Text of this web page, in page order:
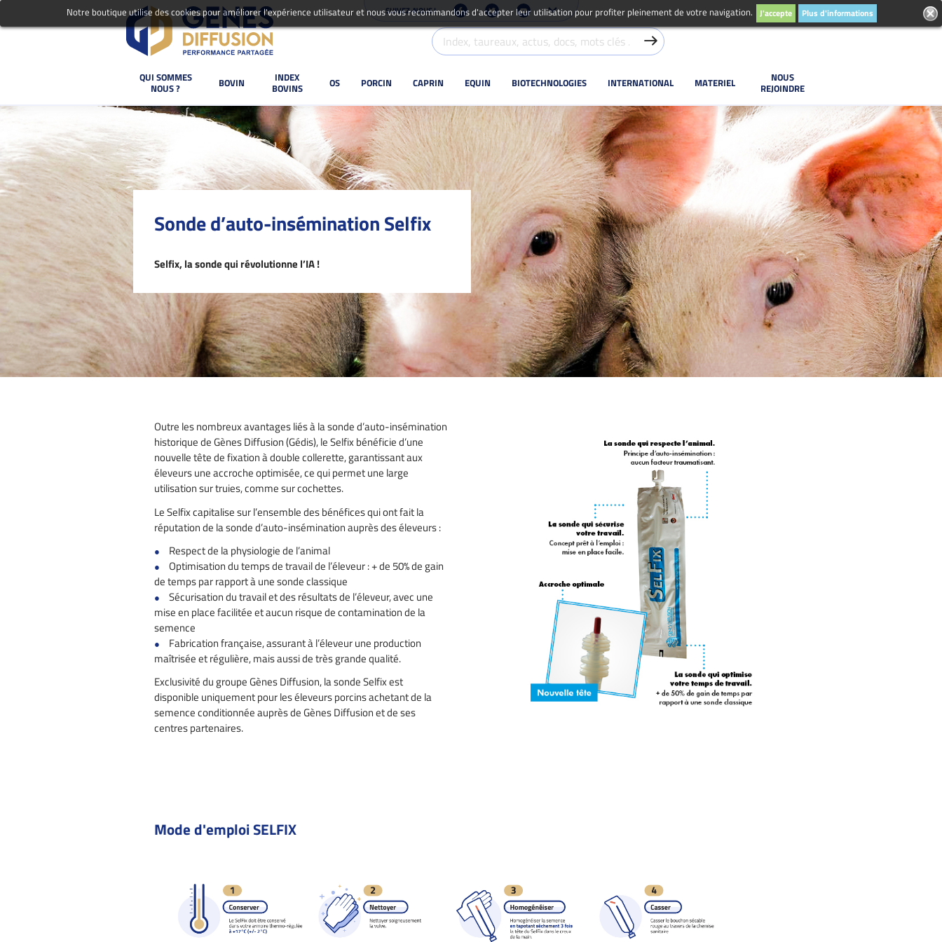
SUIVEZ-NOUS !
QUI SOMMES
NOUS ?
BOVIN
INDEX
BOVINS
OS PORCIN CAPRIN EQUIN BIOTECHNOLOGIES INTERNATIONAL MATERIEL
NOUS
REJOINDRE
Sonde d’auto-insémination Selfix
Selfix, la sonde qui révolutionne l’IA !
Outre les nombreux avantages liés à la sonde d’auto-insémination
historique de Gènes Diffusion (Gédis), le Selfix bénéficie d’une
nouvelle tête de fixation à double collerette, garantissant aux
éleveurs une accroche optimisée, ce qui permet une large
utilisation sur truies, comme sur cochettes.
Le Selfix capitalise sur l’ensemble des bénéfices qui ont fait la
réputation de la sonde d’auto-insémination auprès des éleveurs :
Respect de la physiologie de l’animal
Optimisation du temps de travail de l’éleveur : + de 50% de gain
de temps par rapport à une sonde classique
Sécurisation du travail et des résultats de l’éleveur, avec une
mise en place facilitée et aucun risque de contamination de la
semence
Fabrication française, assurant à l’éleveur une production
maîtrisée et régulière, mais aussi de très grande qualité.
Exclusivité du groupe Gènes Diffusion, la sonde Selfix est
disponible uniquement pour les éleveurs porcins achetant de la
semence conditionnée auprès de Gènes Diffusion et de ses
centres partenaires.
Mode d'emploi SELFIX
Notre boutique utilise des cookies pour améliorer l'expérience utilisateur et nous vous recommandons d'accepter leur utilisation pour profiter pleinement de votre navigation. J'accepte Plus d'informations